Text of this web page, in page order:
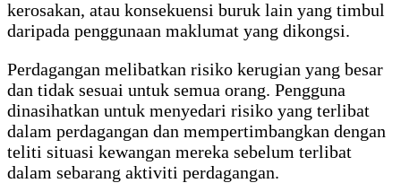
kerosakan, atau konsekuensi buruk lain yang timbul
daripada penggunaan maklumat yang dikongsi.
Perdagangan melibatkan risiko kerugian yang besar
dan tidak sesuai untuk semua orang. Pengguna
dinasihatkan untuk menyedari risiko yang terlibat
dalam perdagangan dan mempertimbangkan dengan
teliti situasi kewangan mereka sebelum terlibat
dalam sebarang aktiviti perdagangan.